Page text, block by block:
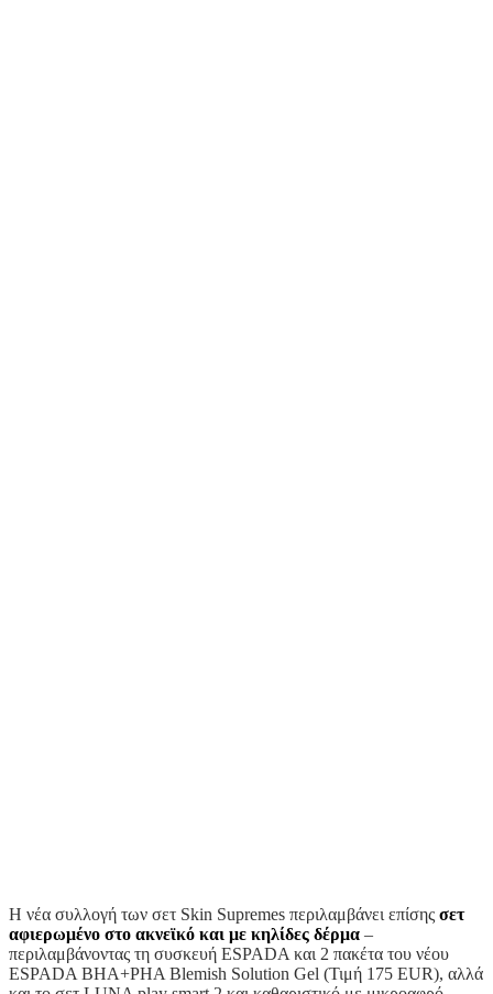
Η νέα συλλογή των σετ Skin Supremes περιλαμβάνει επίσης σετ
αφιερωμένο στο ακνεϊκό και με κηλίδες δέρμα –
περιλαμβάνοντας τη συσκευή ESPADA και 2 πακέτα του νέου
ESPADA BHA+PHA Blemish Solution Gel (Τιμή 175 EUR), αλλά